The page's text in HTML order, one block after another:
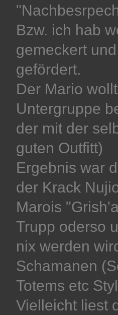
Bzw. ich hab
gemeckert
gefördert.
Der Mario
Untergruppe
der mit der
guten Outfitt)
Ergebnis war
der Krack
Marois
Trupp oderso
nix werden
Schamanen
Totems etc
Vielleicht liest